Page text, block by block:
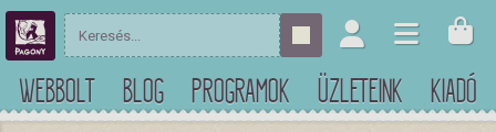
WEBBOLT BLOG PROGRAMOK ÜZLETEINK KIADÓ